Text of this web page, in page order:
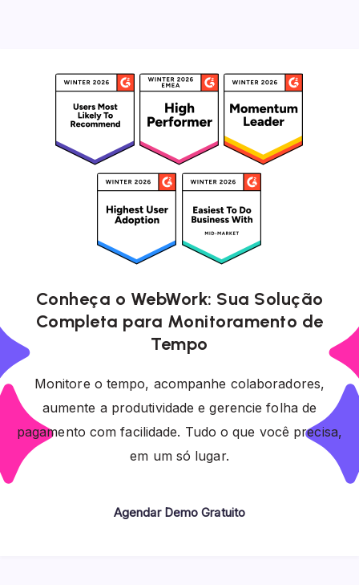
Conheça o WebWork: Sua Solução
Completa para Monitoramento de
Tempo
Monitore o tempo, acompanhe colaboradores,
aumente a produtividade e gerencie folha de
pagamento com facilidade. Tudo o que você precisa,
em um só lugar.
Agendar Demo Gratuito